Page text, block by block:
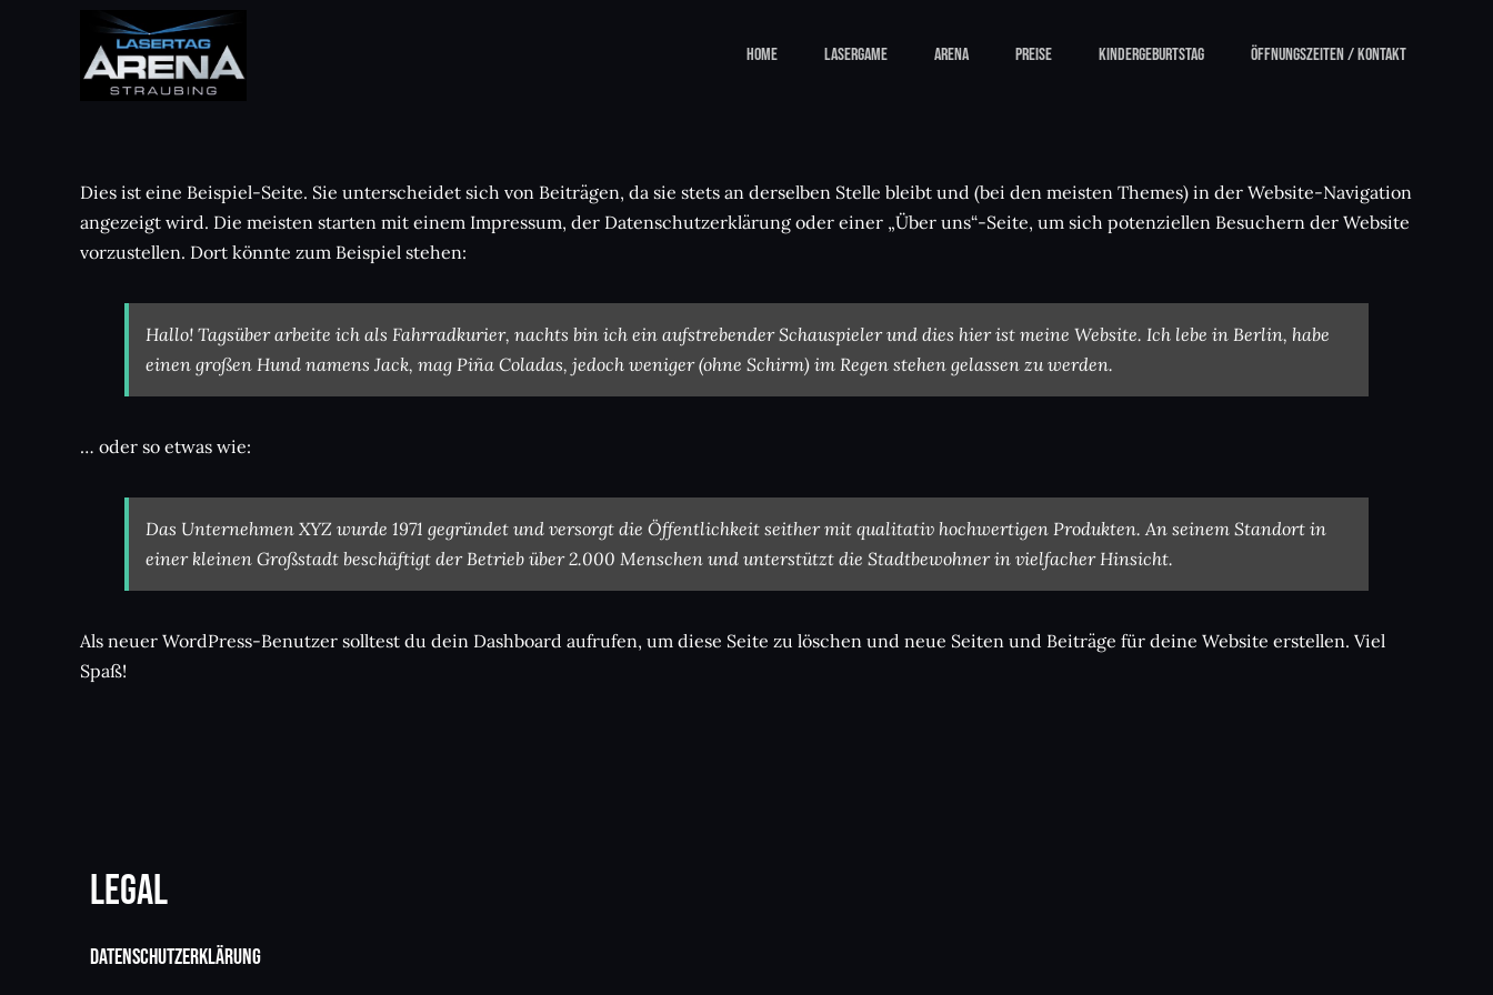
Home Lasergame Arena Preise Kindergeburtstag Öffnungszeiten / Kontakt
Dies ist eine Beispiel-Seite. Sie unterscheidet sich von Beiträgen, da sie stets an derselben Stelle bleibt und (bei den meisten Themes) in der Website-Navigation
angezeigt wird. Die meisten starten mit einem Impressum, der Datenschutzerklärung oder einer „Über uns“-Seite, um sich potenziellen Besuchern der Website
vorzustellen. Dort könnte zum Beispiel stehen:
Hallo! Tagsüber arbeite ich als Fahrradkurier, nachts bin ich ein aufstrebender Schauspieler und dies hier ist meine Website. Ich lebe in Berlin, habe
einen großen Hund namens Jack, mag Piña Coladas, jedoch weniger (ohne Schirm) im Regen stehen gelassen zu werden.
… oder so etwas wie:
Das Unternehmen XYZ wurde 1971 gegründet und versorgt die Öffentlichkeit seither mit qualitativ hochwertigen Produkten. An seinem Standort in
einer kleinen Großstadt beschäftigt der Betrieb über 2.000 Menschen und unterstützt die Stadtbewohner in vielfacher Hinsicht.
Als neuer WordPress-Benutzer solltest du dein Dashboard aufrufen, um diese Seite zu löschen und neue Seiten und Beiträge für deine Website erstellen. Viel
Spaß!
Legal
Datenschutzerklärung